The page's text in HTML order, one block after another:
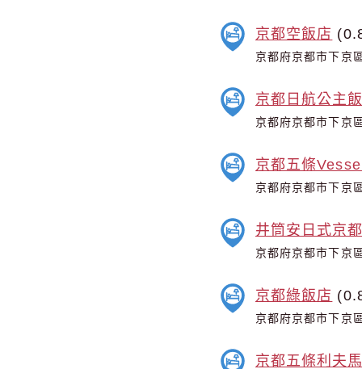
京都空飯店
京都府京都市下京
京都日航公主
京都府京都市下京
京都五條
京都府京都市下京
井筒安日式京
京都府京都市下京
京都綠飯店
京都府京都市下京
京都五條利夫